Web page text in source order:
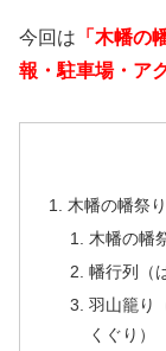
今回は 「木幡の
報・駐車場・ア
木幡の幡祭
木幡の幡
幡行列（
羽山籠り
くぐり）